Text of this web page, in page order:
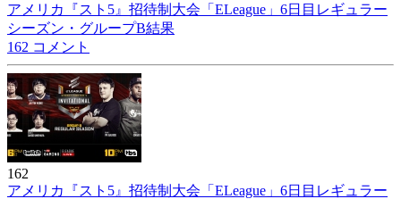
アメリカ『スト5』招待制大会「ELeague」6日目レギュラー
シーズン・グループB結果
162 コメント
162
アメリカ『スト5』招待制大会「ELeague」6日目レギュラー